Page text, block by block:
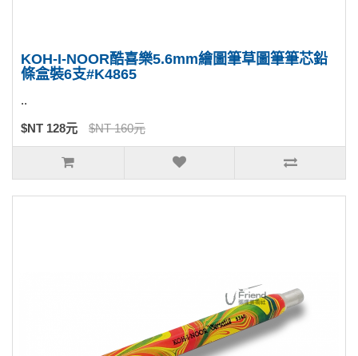
KOH-I-NOOR酷喜樂5.6mm繪圖筆草圖筆筆芯鉛
條盒裝6支#K4865
..
$NT 128元 $NT 160元